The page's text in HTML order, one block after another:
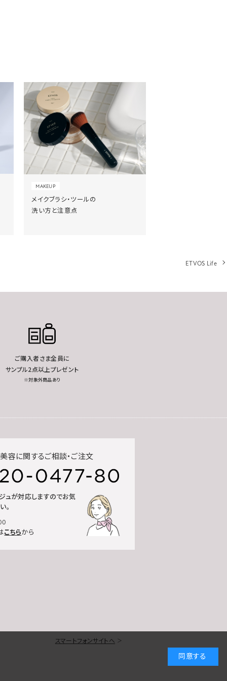
スマートフォンサイトへ
MAKEUP
メイクブラシ・ツールの
洗い方と注意点
ETVOS Life
ご購入者さま全員に
サンプル2点以上プレゼント
※対象外商品あり
容に関するご相談・ご注文
ュが対応しますのでお気
。
こちらから
同意する